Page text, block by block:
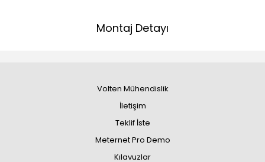
Montaj Detayı
Volten Mühendislik
İletişim
Teklif İste
Meternet Pro Demo
Kılavuzlar